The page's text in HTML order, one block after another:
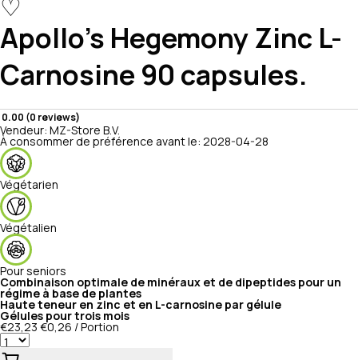
♡
Apollo's Hegemony Zinc L-
Carnosine 90 capsules.
0.00 (0 reviews)
Vendeur: MZ-Store B.V.
À consommer de préférence avant le: 2028-04-28
Végétarien
Végétalien
Pour seniors
Combinaison optimale de minéraux et de dipeptides pour un
régime à base de plantes
Haute teneur en zinc et en L-carnosine par gélule
Gélules pour trois mois
€23,23 €0,26 / Portion